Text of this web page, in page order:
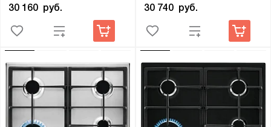
30 160 руб. 30 740 руб.